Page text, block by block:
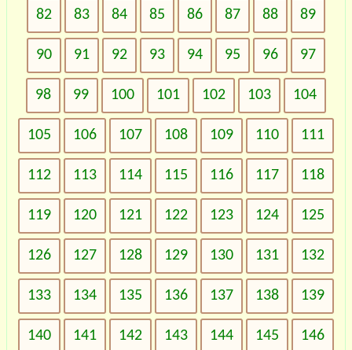
82 83 84 85 86 87 88 89
90 91 92 93 94 95 96 97
98 99 100 101 102 103 104
105 106 107 108 109 110 111
112 113 114 115 116 117 118
119 120 121 122 123 124 125
126 127 128 129 130 131 132
133 134 135 136 137 138 139
140 141 142 143 144 145 146